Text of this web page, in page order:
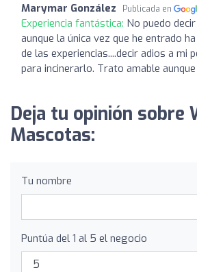
Marymar González Publicada en
Experiencia fantástica: No puedo
aunque la única vez que he entrado
de las experiencias....decir adios a mi
para incinerarlo. Trato amable
Deja tu opinión sobre
Mascotas:
Tu nombre
Puntúa del 1 al 5 el negocio